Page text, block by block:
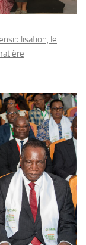
le